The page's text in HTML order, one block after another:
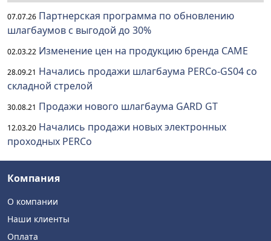
07.07.26 Партнерская программа по обновлению
шлагбаумов с выгодой до 30%
02.03.22 Изменение цен на продукцию бренда CAME
28.09.21 Начались продажи шлагбаума PERCo-GS04 со
складной стрелой
30.08.21 Продажи нового шлагбаума GARD GT
12.03.20 Начались продажи новых электронных
проходных PERCo
Компания
О компании
Наши клиенты
Оплата